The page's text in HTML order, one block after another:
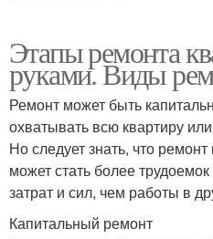
Этапы ремонта
руками. Виды
Ремонт может быть
охватывать всю квартиру
Но следует знать, что
может стать более
затрат и сил, чем работы в
Капитальный ремонт